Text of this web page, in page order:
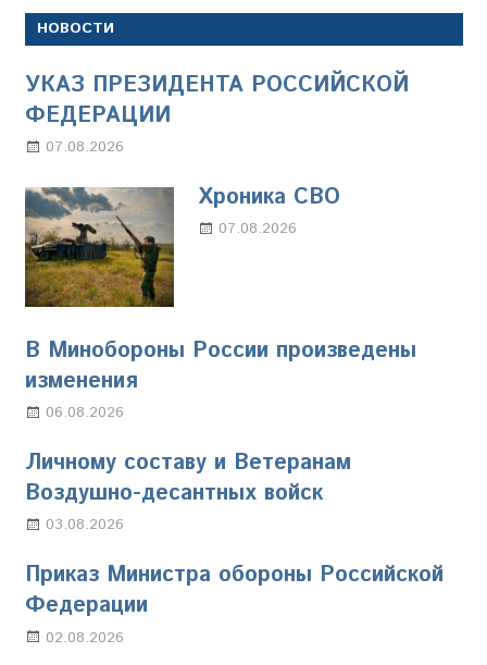
НОВОСТИ
УКАЗ ПРЕЗИДЕНТА РОССИЙСКОЙ
ФЕДЕРАЦИИ
07.08.2026
Хроника СВО
07.08.2026
В Минобороны России произведены
изменения
06.08.2026
Личному составу и Ветеранам
Воздушно-десантных войск
03.08.2026
Приказ Министра обороны Российской
Федерации
02.08.2026